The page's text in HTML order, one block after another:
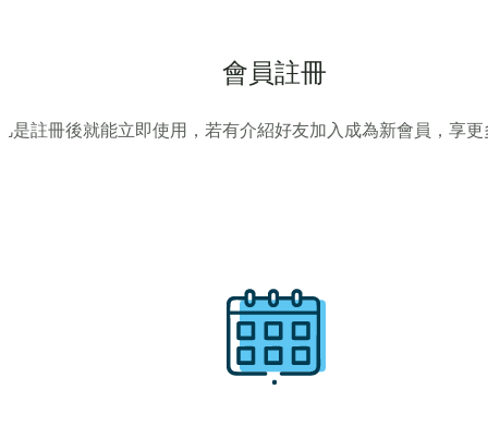
會員註冊
是註冊後就能立即使用，若有介紹好友加入成為新會員，享更